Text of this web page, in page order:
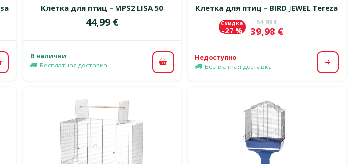
корзину
Клетка для птиц – MPS2 LISA 50
Цена
44,99 €
В наличии
Бесплатная доставка
В корзину
Клетка для птиц – BIRD JEWEL Tereza
Исходная цена
54,99 €
Цена
39,98 €
Скидка
-27 %
Недоступно
Бесплатная доставка